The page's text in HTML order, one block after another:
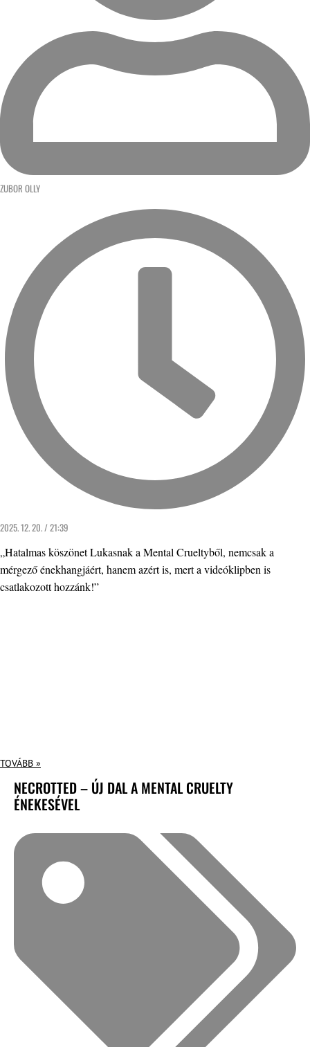
ZUBOR OLLY
2025. 12. 20. / 21:39
„Hatalmas köszönet Lukasnak a Mental Crueltyből, nemcsak a
mérgező énekhangjáért, hanem azért is, mert a videóklipben is
csatlakozott hozzánk!”
TOVÁBB »
NECROTTED – ÚJ DAL A MENTAL CRUELTY
ÉNEKESÉVEL